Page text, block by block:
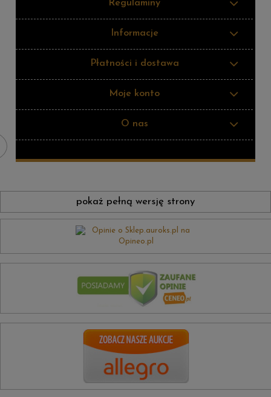
Regulaminy
Informacje
Płatności i dostawa
Moje konto
O nas
pokaż pełną wersję strony